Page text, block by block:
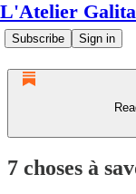
L'Atelier Galita
Subscribe Sign in
7 choses à